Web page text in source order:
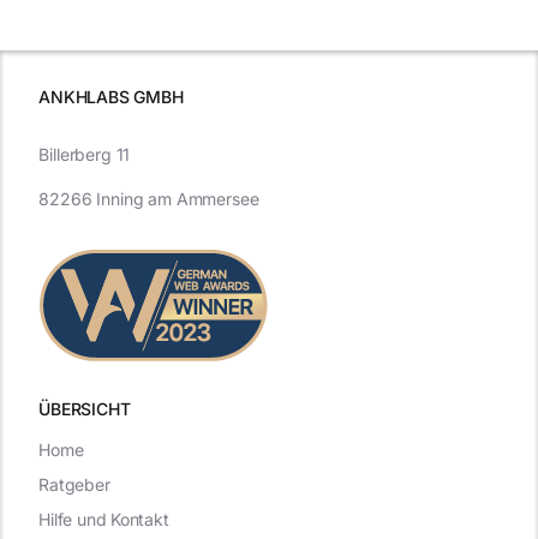
ANKHLABS GMBH
ÜBERSICHT
Billerberg 11
82266 Inning am Ammersee
Home
Ratgeber
Hilfe und Kontakt